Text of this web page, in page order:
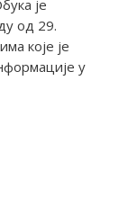
је
од 29.
које је
у